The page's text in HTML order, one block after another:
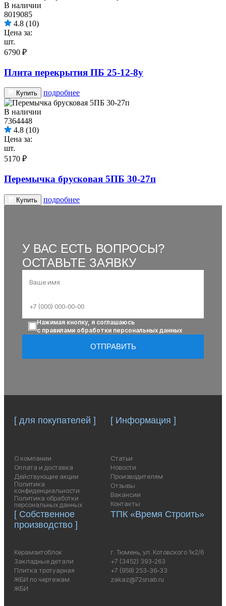
В наличии
8019085
4.8 (10)
Цена за:
шт.
6790 ₽
Плита перекрытия ПБ 25-12-8у
Купить подробнее
В наличии
7364448
4.8 (10)
Цена за:
шт.
5170 ₽
Перемычка брусковая 5ПБ 30-27п
Купить подробнее
У ВАС ЕСТЬ ВОПРОСЫ?
ОСТАВЬТЕ ЗАЯВКУ
Нажимая кнопку, я соглашаюсь
с правилами обработки персональных данных
ОТПРАВИТЬ
[ для покупателей ]
О компании
Оплата и доставка
Действующие акции
Политика
конфиденциальности
Политика обработки
персональных данных
[ Собственное
производство ]
Керамзитоблок
Закладные детали
Плитка тротуарная
ЖБИ по чертежам
ЖБИ
[ Информация ]
Статьи
Новости
Производителям
Отзывы
Вакансии
Контакты
ТПК «Время Строить»
г. Тюмень, ул. Котовского 1к2/6
+7 (3452) 393-263
+7 (958) 253-36-33
zakaz@72snab.ru